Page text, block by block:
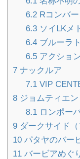
6.2Rコンバー
6.3ソイLKメ
6.4ブルーラ
6.5アクショ
7 ナックルア
7.1VIP
8 ジョムティエン
8.1ロンポー
9 ダークサイド
10 パタヤのバー
11 バービアめぐ